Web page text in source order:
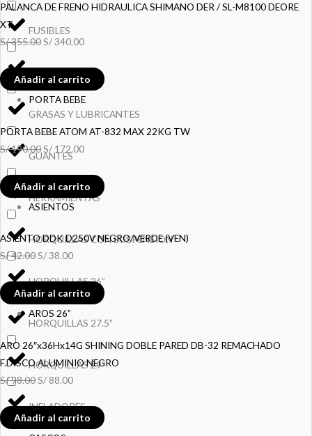
FUSIBLES
GRASAS Y LUBRICANTES
GUANTES
HERRAMIENTAS
HORQUILLAS CON SUSPENSION
HORQUILLAS 26”
HORQUILLAS 27.5”
HORQUILLAS 29”
INFLADORES
PALANCA DE FRENO HIDRAULICA SHIMANO DER / SL-M8100 DEORE
XT
S/355.00S/340.00
Añadir al carrito
PORTA BEBE
PORTA BEBE ATOM AT-832 MAX 22KG TW
S/190.00S/ 172.00
Añadir al carrito
ASIENTOS
ASIENTO DDK D250V NEGRO/VERDE (VEN)
S/42.00S/38.00
Añadir al carrito
AROS 26”
ARO 26″x36Hx14G SHINING DOBLE PARED DB-32 REMACHADO
F.DISCO ALUMINIO NEGRO
S/98.00S/ 88.00
Añadir al carrito